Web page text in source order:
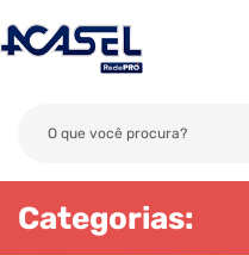
Categorias: